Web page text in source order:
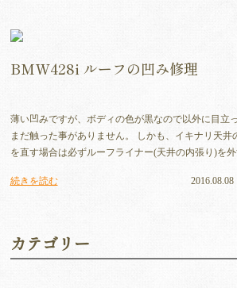
BMW428i ルーフの凹み修理
薄い凹みですが、ボディの色が黒なので以外に目立
まだ触った事がありません。 しかも、イキナリ天井
を直す場合は必ずルーフライナー(天井の内張り)を
続きを読む 2016.08.08
カテゴリー